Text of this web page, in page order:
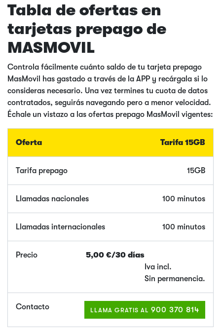
Tabla de ofertas en
tarjetas prepago de
MASMOVIL
Controla fácilmente cuánto saldo de tu tarjeta prepago
MasMovil has gastado a través de la APP y recárgala si lo
consideras necesario. Una vez termines tu cuota de datos
contratados, seguirás navegando pero a menor velocidad.
Échale un vistazo a las ofertas prepago MasMovil vigentes:
Tarifa 15GB
15GB
100 minutos
100 minutos
5,00 €/30 días
Iva incl.
Sin permanencia.
LLAMA GRATIS AL 900 370 814